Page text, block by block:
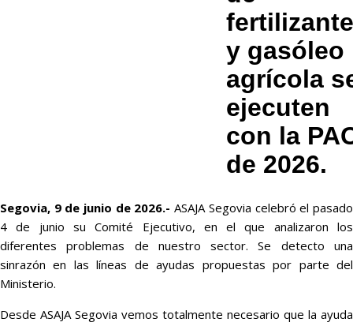
fertilizante
y gasóleo
agrícola
ejecuten
con la
de 2026.
Segovia, 9 de junio de 2026.-ASAJA Segovia celebró el pasado
4 de junio su Comité Ejecutivo, en el que analizaron los
diferentes problemas de nuestro sector. Se detecto una
sinrazón en las líneas de ayudas propuestas por parte del
Ministerio.
Desde ASAJA Segovia vemos totalmente necesario que la ayuda